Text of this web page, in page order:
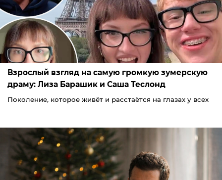
Взрослый взгляд на самую громкую зумерскую
драму: Лиза Барашик и Саша Теслонд
Поколение, которое живёт и расстаётся на глазах у всех